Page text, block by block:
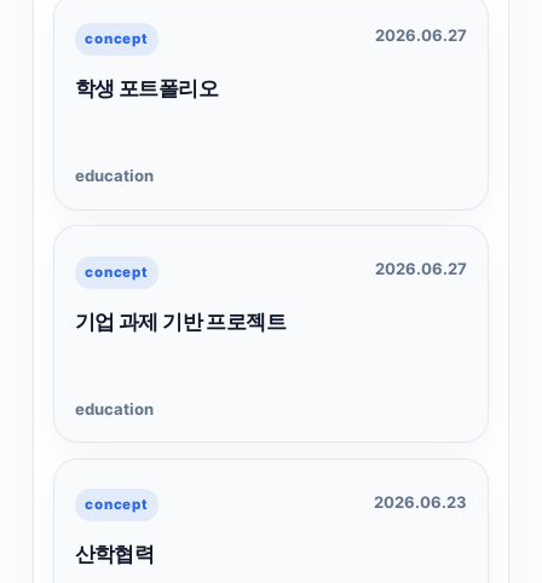
concept 2026.06.27
학생 포트폴리오
education
concept 2026.06.27
기업 과제 기반 프로젝트
education
concept 2026.06.23
산학협력